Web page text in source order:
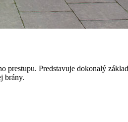
prestupu. Predstavuje dokonalý
brány.